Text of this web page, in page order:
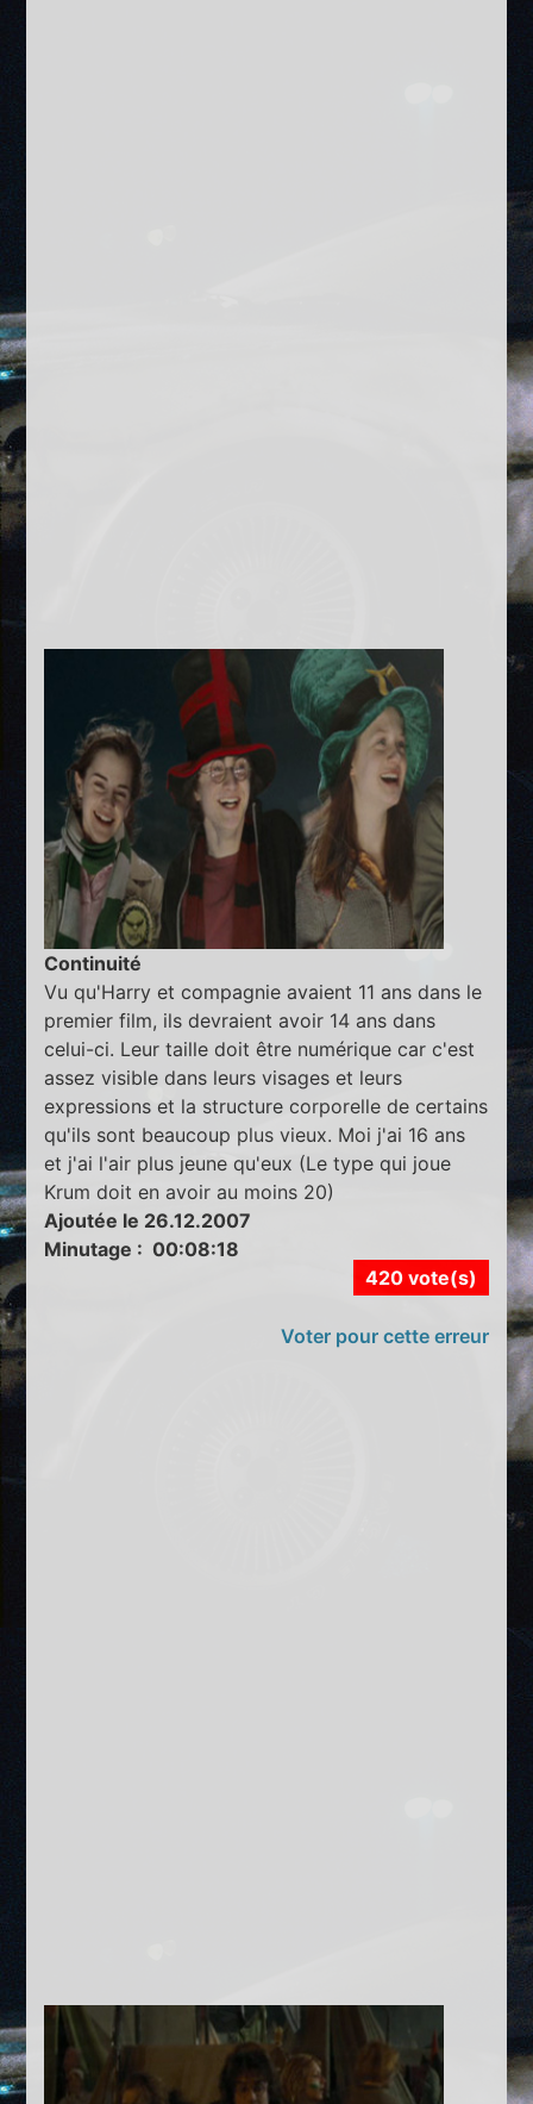
Continuité
Vu qu'Harry et compagnie avaient 11 ans dans le
premier film, ils devraient avoir 14 ans dans
celui-ci. Leur taille doit être numérique car c'est
assez visible dans leurs visages et leurs
expressions et la structure corporelle de certains
qu'ils sont beaucoup plus vieux. Moi j'ai 16 ans
et j'ai l'air plus jeune qu'eux (Le type qui joue
Krum doit en avoir au moins 20)
Ajoutée le 26.12.2007
Minutage : 00:08:18
420 vote(s)
Voter pour cette erreur